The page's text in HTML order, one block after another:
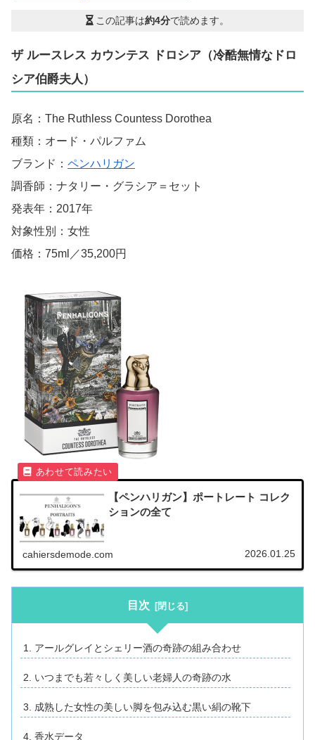
この記事は約4分で読めます。
ザ ルースレス カウンテス ドロシア（冷酷無情なドロ
シア伯爵夫人）
原名：The Ruthless Countess Dorothea
種類：オード・パルファム
ブランド： ペンハリガン
調香師：ナタリー・グラシア＝セット
発表年：2017年
対象性別：女性
価格：75ml／35,200円
【ペンハリガン】ポートレート コレク
ションの全て
cahiersdemode.com 2026.01.25
目次
アールグレイとシェリー酒の奇跡の組み合わせ
いつまでも若々しく美しい老婦人の奇跡の水
成熟した女性の美しい脚を包み込む黒い絹の靴下
香水データ